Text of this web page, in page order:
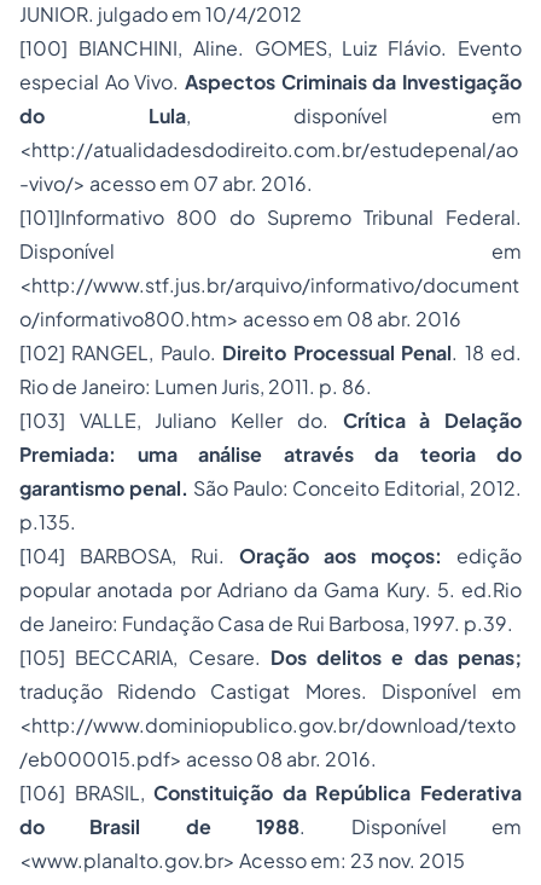
JUNIOR. julgado em 10/4/2012
[100] BIANCHINI, Aline. GOMES, Luiz Flávio. Evento
especial Ao Vivo. Aspectos Criminais da Investigação
do Lula, disponível em
<http://atualidadesdodireito.com.br/estudepenal/ao
-vivo/> acesso em 07 abr. 2016.
[101]Informativo 800 do Supremo Tribunal Federal.
Disponível em
<http://www.stf.jus.br/arquivo/informativo/document
o/informativo800.htm> acesso em 08 abr. 2016
[102] RANGEL, Paulo. Direito Processual Penal. 18 ed.
Rio de Janeiro: Lumen Juris, 2011. p. 86.
[103] VALLE, Juliano Keller do. Crítica à Delação
Premiada: uma análise através da teoria do
garantismo penal. São Paulo: Conceito Editorial, 2012.
p.135.
[104] BARBOSA, Rui. Oração aos moços: edição
popular anotada por Adriano da Gama Kury. 5. ed.Rio
de Janeiro: Fundação Casa de Rui Barbosa, 1997. p.39.
[105] BECCARIA, Cesare. Dos delitos e das penas;
tradução Ridendo Castigat Mores. Disponível em
<http://www.dominiopublico.gov.br/download/texto
/eb000015.pdf> acesso 08 abr. 2016.
[106] BRASIL,Constituição da República Federativa
do Brasil de 1988. Disponível em
<www.planalto.gov.br> Acesso em: 23 nov. 2015